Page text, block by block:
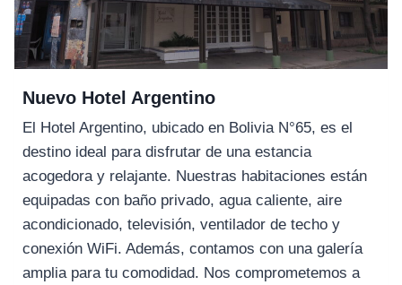
Nuevo Hotel Argentino
El Hotel Argentino, ubicado en Bolivia N°65, es el
destino ideal para disfrutar de una estancia
acogedora y relajante. Nuestras habitaciones están
equipadas con baño privado, agua caliente, aire
acondicionado, televisión, ventilador de techo y
conexión WiFi. Además, contamos con una galería
amplia para tu comodidad. Nos comprometemos a